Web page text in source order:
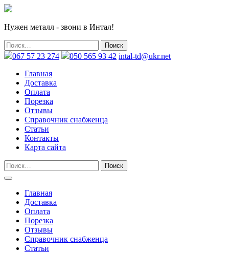
Нужен металл - звони в Интал!
067 57 23 274 050 565 93 42 intal-td@ukr.net
Главная
Доставка
Оплата
Порезка
Отзывы
Справочник снабженца
Статьи
Контакты
Карта сайта
Главная
Доставка
Оплата
Порезка
Отзывы
Справочник снабженца
Статьи